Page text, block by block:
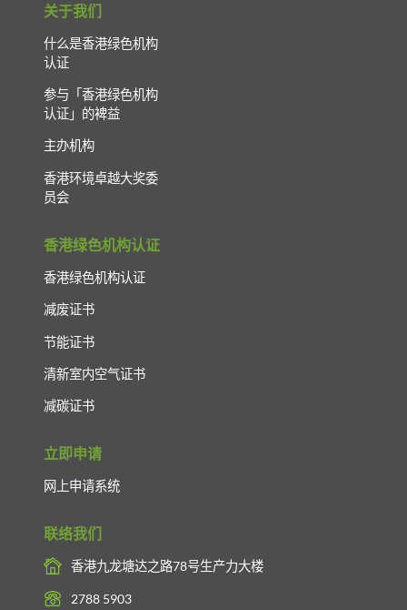
关于我们
什么是香港绿色机构
认证
参与「香港绿色机构
认证」的裨益
主办机构
香港环境卓越大奖委
员会
香港绿色机构认证
香港绿色机构认证
减废证书
节能证书
清新室内空气证书
减碳证书
立即申请
网上申请系统
联络我们
香港九龙塘达之路78号生产力大楼
2788 5903